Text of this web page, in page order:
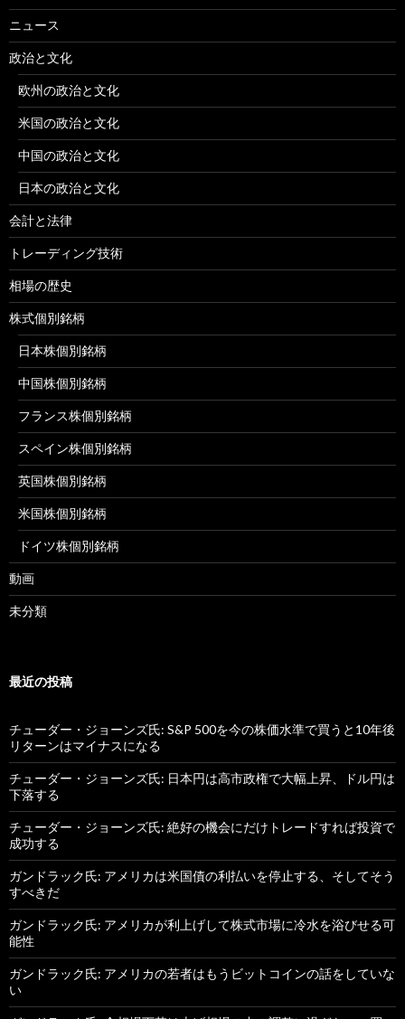
ニュース
政治と文化
欧州の政治と文化
米国の政治と文化
中国の政治と文化
日本の政治と文化
会計と法律
トレーディング技術
相場の歴史
株式個別銘柄
日本株個別銘柄
中国株個別銘柄
フランス株個別銘柄
スペイン株個別銘柄
英国株個別銘柄
米国株個別銘柄
ドイツ株個別銘柄
動画
未分類
最近の投稿
チューダー・ジョーンズ氏: S&P 500を今の株価水準で買うと10年後
リターンはマイナスになる
チューダー・ジョーンズ氏: 日本円は高市政権で大幅上昇、ドル円は
下落する
チューダー・ジョーンズ氏: 絶好の機会にだけトレードすれば投資で
成功する
ガンドラック氏: アメリカは米国債の利払いを停止する、そしてそう
すべきだ
ガンドラック氏: アメリカが利上げして株式市場に冷水を浴びせる可
能性
ガンドラック氏: アメリカの若者はもうビットコインの話をしていな
い